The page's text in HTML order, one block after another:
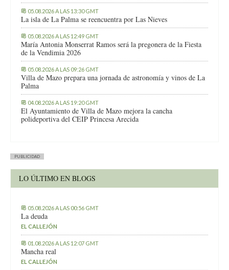
05.08.2026 A LAS 13:30 GMT
La isla de La Palma se reencuentra por Las Nieves
05.08.2026 A LAS 12:49 GMT
María Antonia Monserrat Ramos será la pregonera de la Fiesta
de la Vendimia 2026
05.08.2026 A LAS 09:26 GMT
Villa de Mazo prepara una jornada de astronomía y vinos de La
Palma
04.08.2026 A LAS 19:20 GMT
El Ayuntamiento de Villa de Mazo mejora la cancha
polideportiva del CEIP Princesa Arecida
PUBLICIDAD
LO ÚLTIMO EN BLOGS
05.08.2026 A LAS 00:56 GMT
La deuda
EL CALLEJÓN
01.08.2026 A LAS 12:07 GMT
Mancha real
EL CALLEJÓN